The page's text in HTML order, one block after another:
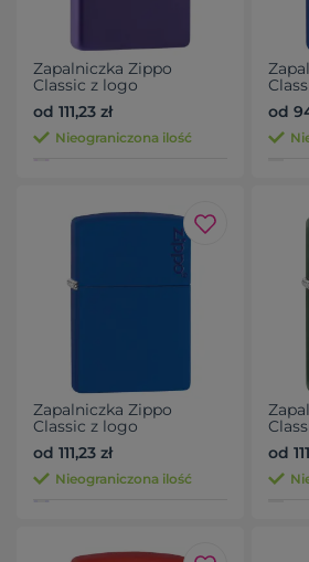
Zapalniczka Zippo
Classic z logo
od 111,23 zł
Nieograniczona ilość
od
Zapalniczka Zippo
Classic z logo
od 111,23 zł
Nieograniczona ilość
od